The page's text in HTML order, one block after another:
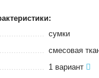
сумки
смесовая
1 вариант